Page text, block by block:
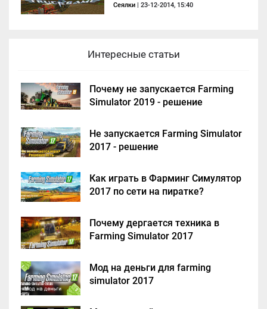
Сеялки | 23-12-2014, 15:40
Интересные статьи
Почему не запускается Farming
Simulator 2019 - решение
Не запускается Farming Simulator
2017 - решение
Как играть в Фарминг Симулятор
2017 по сети на пиратке?
Почему дергается техника в
Farming Simulator 2017
Мод на деньги для farming
simulator 2017